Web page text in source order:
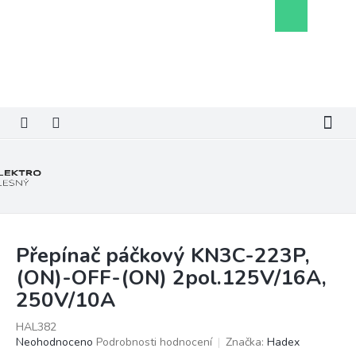
košík
Přepínač páčkový KN3C-223P,
(ON)-OFF-(ON) 2pol.125V/16A,
250V/10A
HAL382
Průměrné
Neohodnoceno Podrobnosti hodnocení Značka: Hadex